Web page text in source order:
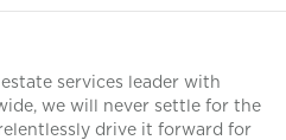
services leader with
we will never settle for the
drive it forward for